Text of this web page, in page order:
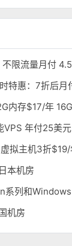
限流量月付
内存$17/年
本机房
机房